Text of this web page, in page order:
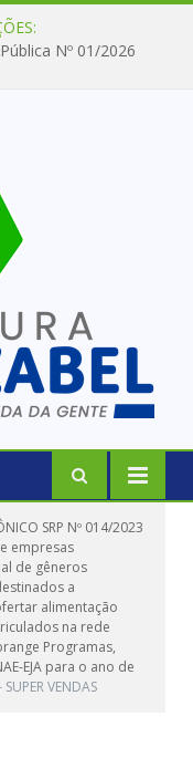
Nº 01/2026
SRP Nº 014/2023
empresas
de gêneros
a
alimentação
na rede
Programas,
EJA para o ano de
VENDAS